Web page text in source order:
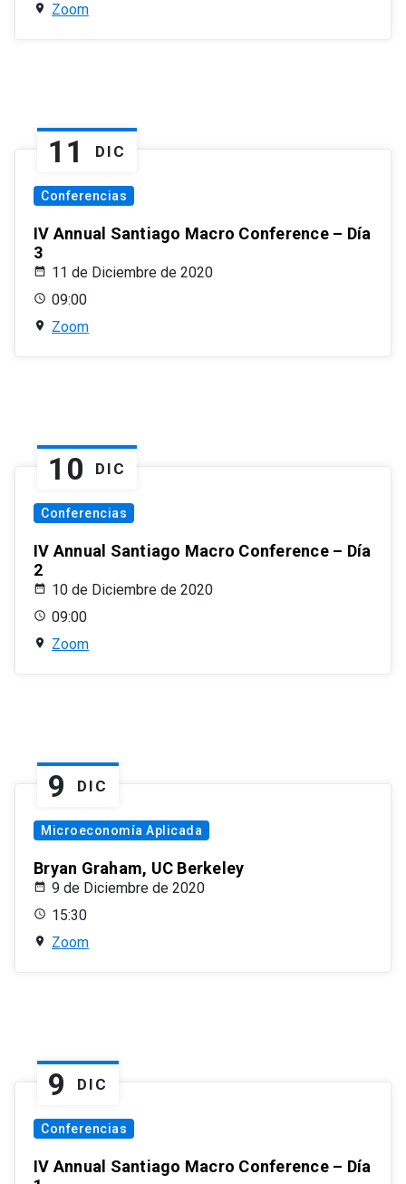
Zoom
11 DIC
Conferencias
IV Annual Santiago Macro Conference – Día
3
11 de Diciembre de 2020
09:00
Zoom
10 DIC
Conferencias
IV Annual Santiago Macro Conference – Día
2
10 de Diciembre de 2020
09:00
Zoom
9 DIC
Microeconomía Aplicada
Bryan Graham, UC Berkeley
9 de Diciembre de 2020
15:30
Zoom
9 DIC
Conferencias
IV Annual Santiago Macro Conference – Día